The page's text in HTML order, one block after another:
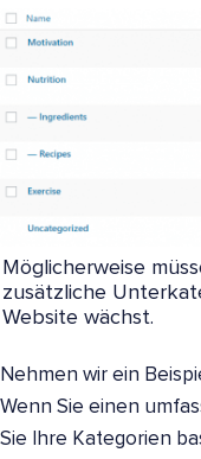
Möglicherweise
zusätzliche
Website wächst.
Nehmen wir ein
Wenn Sie einen
Sie Ihre Kategorien